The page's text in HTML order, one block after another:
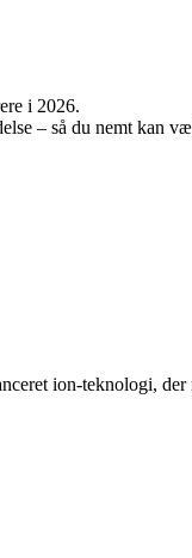
i 2026.
– så du nemt kan
ion-teknologi,